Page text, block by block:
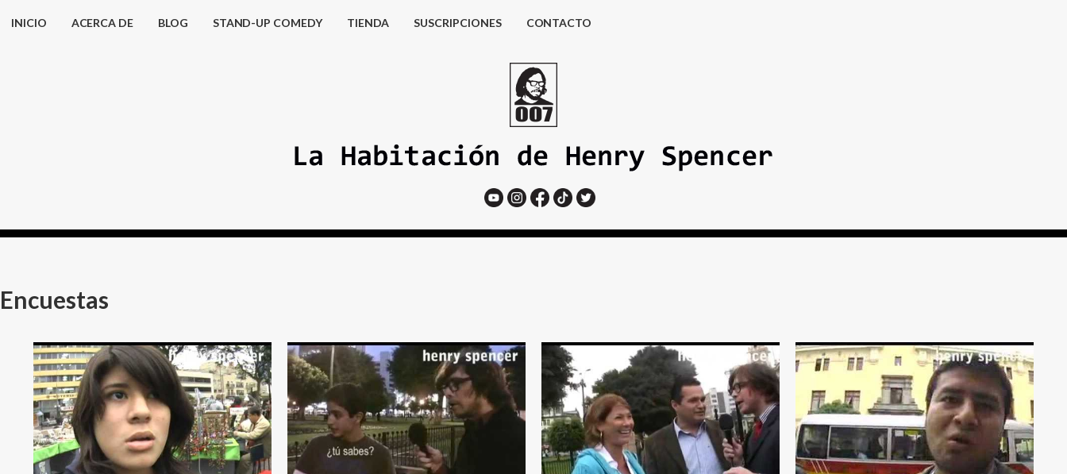
INICIO ACERCA DE BLOG STAND-UP COMEDY TIENDA SUSCRIPCIONES CONTACTO
Encuestas